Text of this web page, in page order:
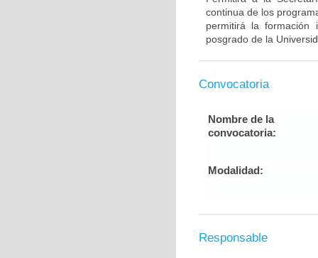
continua de los
permitirá la formación
posgrado de la
Convocatoria
Nombre de la
convocatoria:
Modalidad:
Responsable